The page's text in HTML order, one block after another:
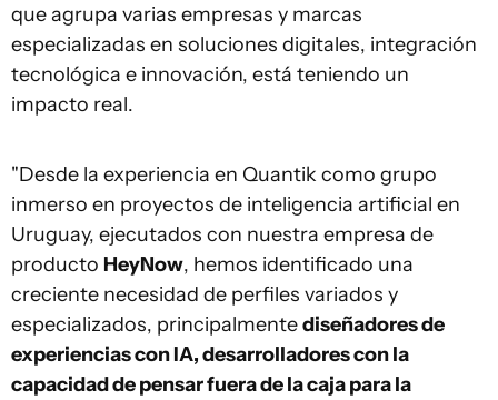
que agrupa varias empresas y marcas
especializadas en soluciones digitales, integración
tecnológica e innovación, está teniendo un
impacto real.
"Desde la experiencia en Quantik como grupo
inmerso en proyectos de inteligencia artificial en
Uruguay, ejecutados con nuestra empresa de
producto HeyNow, hemos identificado una
creciente necesidad de perfiles variados y
especializados, principalmentediseñadores de
experiencias con IA, desarrolladores con la
capacidad de pensar fuera de la caja para la